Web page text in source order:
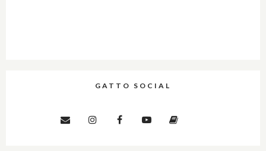
GATTO SOCIAL